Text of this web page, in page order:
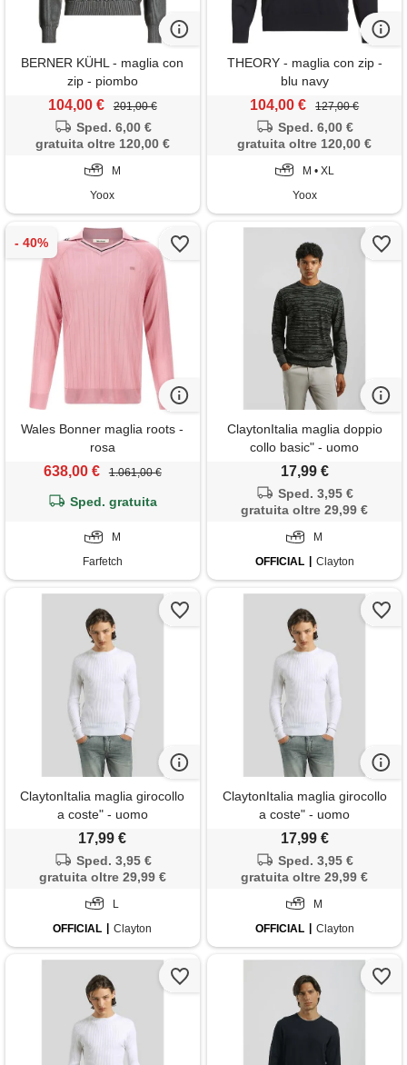
BERNER KÜHL - maglia con
zip - piombo
104,00 € 201,00 €
Sped. 6,00 €
gratuita oltre 120,00 €
M
Yoox
THEORY - maglia con zip -
blu navy
104,00 € 127,00 €
Sped. 6,00 €
gratuita oltre 120,00 €
M • XL
Yoox
Wales Bonner maglia roots -
rosa
638,00 € 1.061,00 €
Sped. gratuita
M
Farfetch
ClaytonItalia maglia doppio
collo basic" - uomo
17,99 €
Sped. 3,95 €
gratuita oltre 29,99 €
M
OFFICIAL
Clayton
ClaytonItalia maglia girocollo
a coste" - uomo
17,99 €
Sped. 3,95 €
gratuita oltre 29,99 €
L
OFFICIAL
Clayton
ClaytonItalia maglia girocollo
a coste" - uomo
17,99 €
Sped. 3,95 €
gratuita oltre 29,99 €
M
OFFICIAL
Clayton